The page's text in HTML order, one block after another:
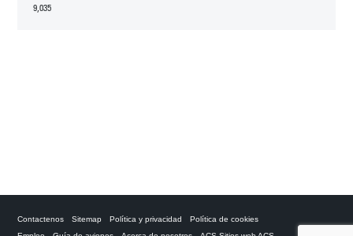
9,035
Contactenos Sitemap Política y privacidad
Política de cookies